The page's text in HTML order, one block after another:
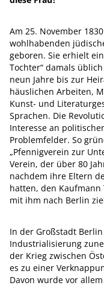
Am 25. November
wohlhabenden
geboren. Sie erhielt
Tochter“ damals
neun Jahre bis zur
häuslichen Arbeiten,
Kunst- und
Sprachen. Die
Interesse an
Problemfelder. So
„Pfennigverein zur
Verein, der über 80
nachdem ihre Eltern
hatten, den
mit ihm nach Berlin
In der Großstadt
Industrialisierung
der Krieg zwischen
es zu einer
Davon wurde vor